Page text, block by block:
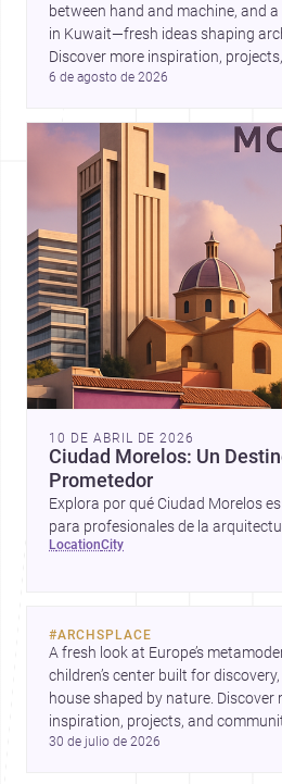
between hand and machine, and
in Kuwait—fresh ideas shaping
Discover more inspiration,
6 de agosto de 2026
10 DE ABRIL DE 2026
Ciudad Morelos: Un
Prometedor
Explora por qué Ciudad Morelos
para profesionales de la
location city
#ARCHSPLACE
A fresh look at Europe’s
children’s center built for
house shaped by nature.
30 de julio de 2026